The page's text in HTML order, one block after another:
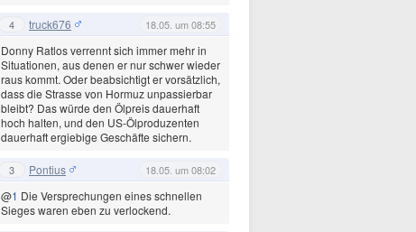
4 truck676 18.05. um 08:55
Donny Ratlos verrennt sich immer mehr in
Situationen, aus denen er nur schwer wieder
raus kommt. Oder beabsichtigt er vorsätzlich,
dass die Strasse von Hormuz unpassierbar
bleibt? Das würde den Ölpreis dauerhaft
hoch halten, und den US-Ölproduzenten
dauerhaft ergiebige Geschäfte sichern.
3 Pontius 18.05. um 08:02
@1 Die Versprechungen eines schnellen
Sieges waren eben zu verlockend.